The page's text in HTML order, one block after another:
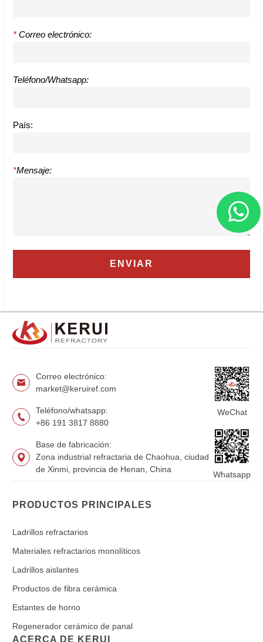
* Correo electrónico:
Teléfono/Whatsapp:
País:
*Mensaje:
Correo electrónico:
market@keruiref.com
Teléfono/whatsapp:
+86 191 3817 8880
Base de fabricación:
Zona industrial refractaria de Chaohua, ciudad
de Xinmi, provincia de Henan, China
WeChat
Whatsapp
PRODUCTOS PRINCIPALES
Ladrillos refractarios
Materiales refractarios monolíticos
Ladrillos aislantes
Productos de fibra cerámica
Estantes de horno
Regenerador cerámico de panal
ACERCA DE KERUI